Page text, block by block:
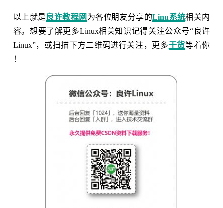
以上就是 良许教程网 为各位朋友分享的Linu系统相关内
容。想要了解更多Linux相关知识记得关注公众号“良许
Linux”，或扫描下方二维码进行关注，更多干货等着你
！